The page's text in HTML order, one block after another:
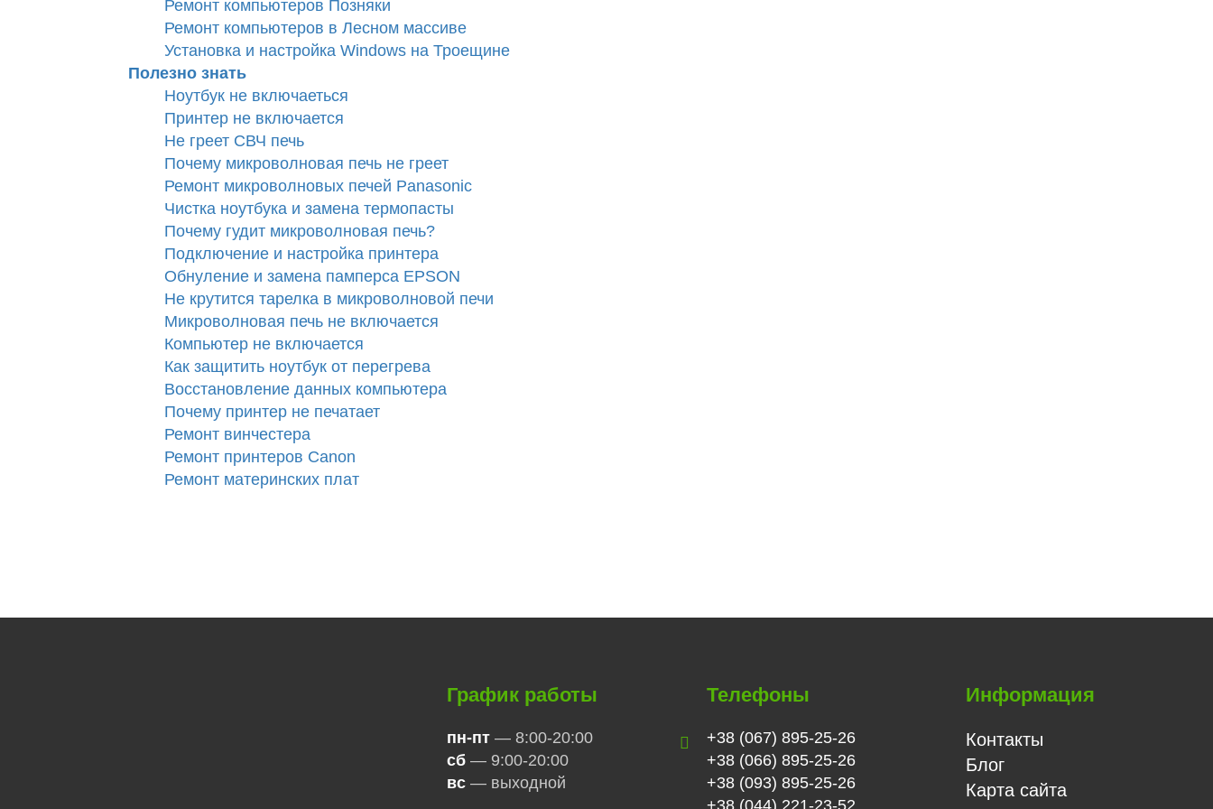
Ремонт компьютеров Позняки
Ремонт компьютеров в Лесном массиве
Установка и настройка Windows на Троещине
Полезно знать
Ноутбук не включаеться
Принтер не включается
Не греет СВЧ печь
Почему микроволновая печь не греет
Ремонт микроволновых печей Panasonic
Чистка ноутбука и замена термопасты
Почему гудит микроволновая печь?
Подключение и настройка принтера
Обнуление и замена памперса EPSON
Не крутится тарелка в микроволновой печи
Микроволновая печь не включается
Компьютер не включается
Как защитить ноутбук от перегрева
Восстановление данных компьютера
Почему принтер не печатает
Ремонт винчестера
Ремонт принтеров Canon
Ремонт материнских плат
График работы
пн-пт — 8:00-20:00
сб — 9:00-20:00
вс — выходной
Телефоны
+38 (067) 895-25-26
+38 (066) 895-25-26
+38 (093) 895-25-26
+38 (044) 221-23-52
Информация
Контакты
Блог
Карта сайта